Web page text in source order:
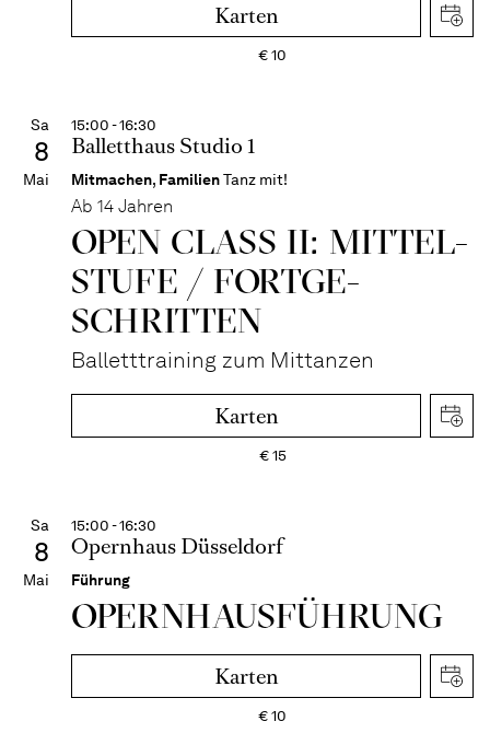
Karten
€10
Sa
8
Mai
15:00 - 16:30
Balletthaus Studio 1
Mitmachen, FamilienTanz mit!
Ab 14 Jahren
OPEN CLASS II: MITTEL­
STUFE / FORT­GE­
SCHRITTEN
Balletttraining zum Mittanzen
Karten
€15
Sa
8
Mai
15:00 - 16:30
Opernhaus Düsseldorf
Führung
OPERN­HAUS­FÜH­RUNG
Karten
€10